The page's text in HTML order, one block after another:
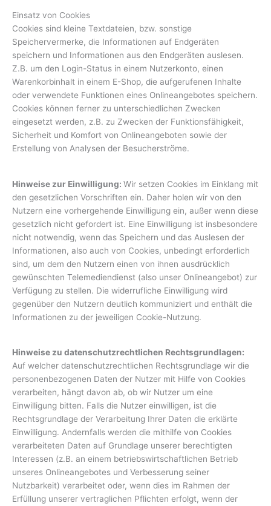
Einsatz von Cookies
Cookies sind kleine Textdateien, bzw. sonstige
Speichervermerke, die Informationen auf Endgeräten
speichern und Informationen aus den Endgeräten auslesen.
Z.B. um den Login-Status in einem Nutzerkonto, einen
Warenkorbinhalt in einem E-Shop, die aufgerufenen Inhalte
oder verwendete Funktionen eines Onlineangebotes speichern.
Cookies können ferner zu unterschiedlichen Zwecken
eingesetzt werden, z.B. zu Zwecken der Funktionsfähigkeit,
Sicherheit und Komfort von Onlineangeboten sowie der
Erstellung von Analysen der Besucherströme.
Hinweise zur Einwilligung: Wir setzen Cookies im Einklang mit
den gesetzlichen Vorschriften ein. Daher holen wir von den
Nutzern eine vorhergehende Einwilligung ein, außer wenn diese
gesetzlich nicht gefordert ist. Eine Einwilligung ist insbesondere
nicht notwendig, wenn das Speichern und das Auslesen der
Informationen, also auch von Cookies, unbedingt erforderlich
sind, um dem den Nutzern einen von ihnen ausdrücklich
gewünschten Telemediendienst (also unser Onlineangebot) zur
Verfügung zu stellen. Die widerrufliche Einwilligung wird
gegenüber den Nutzern deutlich kommuniziert und enthält die
Informationen zu der jeweiligen Cookie-Nutzung.
Hinweise zu datenschutzrechtlichen Rechtsgrundlagen:
Auf welcher datenschutzrechtlichen Rechtsgrundlage wir die
personenbezogenen Daten der Nutzer mit Hilfe von Cookies
verarbeiten, hängt davon ab, ob wir Nutzer um eine
Einwilligung bitten. Falls die Nutzer einwilligen, ist die
Rechtsgrundlage der Verarbeitung Ihrer Daten die erklärte
Einwilligung. Andernfalls werden die mithilfe von Cookies
verarbeiteten Daten auf Grundlage unserer berechtigten
Interessen (z.B. an einem betriebswirtschaftlichen Betrieb
unseres Onlineangebotes und Verbesserung seiner
Nutzbarkeit) verarbeitet oder, wenn dies im Rahmen der
Erfüllung unserer vertraglichen Pflichten erfolgt, wenn der